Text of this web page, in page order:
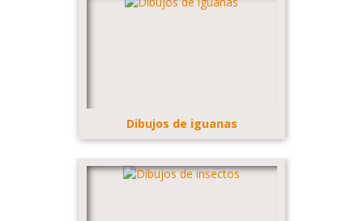
Dibujos de iguanas